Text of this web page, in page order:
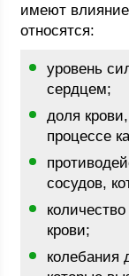
имеют влияние
относятся:
уровень
сердцем;
доля
процессе
сосудов,
крови;
колебания